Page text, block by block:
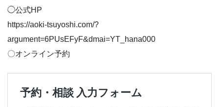
◯公式HP
https://aoki-tsuyoshi.com/?
argument=6PUsEFyF&dmai=YT_hana000
〇オンライン予約